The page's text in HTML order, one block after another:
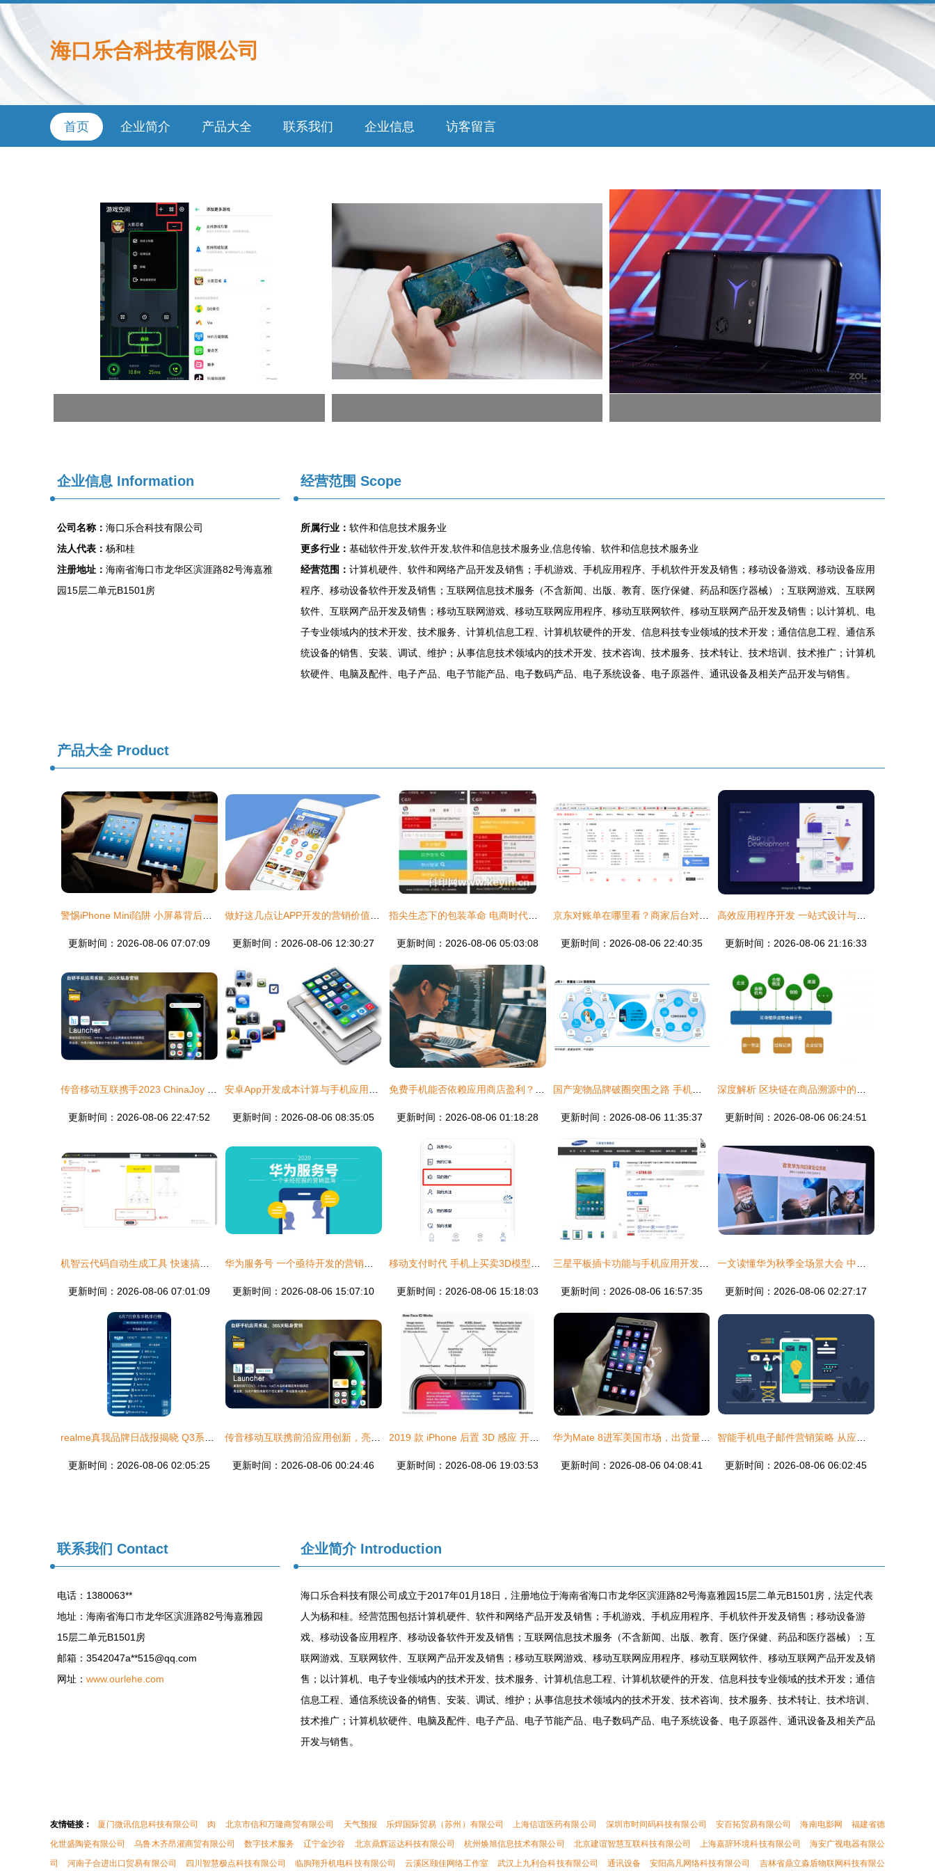
海口乐合科技有限公司
首页 企业简介 产品大全 联系我们 企业信息 访客留言
企业信息 Information
公司名称： 海口乐合科技有限公司
法人代表： 杨和桂
注册地址： 海南省海口市龙华区滨涯路82号海嘉雅
园15层二单元B1501房
经营范围 Scope
所属行业： 软件和信息技术服务业
更多行业： 基础软件开发,软件开发,软件和信息技术服务业,信息传输、软件和信息技术服务业
经营范围： 计算机硬件、软件和网络产品开发及销售；手机游戏、手机应用程序、手机软件开发及销售；移动设备游戏、移动设备应用
程序、移动设备软件开发及销售；互联网信息技术服务（不含新闻、出版、教育、医疗保健、药品和医疗器械）；互联网游戏、互联网
软件、互联网产品开发及销售；移动互联网游戏、移动互联网应用程序、移动互联网软件、移动互联网产品开发及销售；以计算机、电
子专业领域内的技术开发、技术服务、计算机信息工程、计算机软硬件的开发、信息科技专业领域的技术开发；通信信息工程、通信系
统设备的销售、安装、调试、维护；从事信息技术领域内的技术开发、技术咨询、技术服务、技术转让、技术培训、技术推广；计算机
软硬件、电脑及配件、电子产品、电子节能产品、电子数码产品、电子系统设备、电子原器件、通讯设备及相关产品开发与销售。
产品大全Product
更新时间：2026-08-06 07:07:09 更新时间：2026-08-06 12:30:27 更新时间：2026-08-06 05:03:08 更新时间：2026-08-06 22:40:35 更新时间：2026-08-06 21:16:33
更新时间：2026-08-06 22:47:52 更新时间：2026-08-06 08:35:05 更新时间：2026-08-06 01:18:28 更新时间：2026-08-06 11:35:37 更新时间：2026-08-06 06:24:51
更新时间：2026-08-06 07:01:09 更新时间：2026-08-06 15:07:10 更新时间：2026-08-06 15:18:03 更新时间：2026-08-06 16:57:35 更新时间：2026-08-06 02:27:17
更新时间：2026-08-06 02:05:25 更新时间：2026-08-06 00:24:46 更新时间：2026-08-06 19:03:53 更新时间：2026-08-06 04:08:41 更新时间：2026-08-06 06:02:45
联系我们 Contact
电话：1380063**
地址：海南省海口市龙华区滨涯路82号海嘉雅园
15层二单元B1501房
邮箱：3542047a**515@qq.com
网址： www.ourlehe.com
企业简介Introduction
海口乐合科技有限公司成立于2017年01月18日，注册地位于海南省海口市龙华区滨涯路82号海嘉雅园15层二单元B1501房，法定代表
人为杨和桂。经营范围包括计算机硬件、软件和网络产品开发及销售；手机游戏、手机应用程序、手机软件开发及销售；移动设备游
戏、移动设备应用程序、移动设备软件开发及销售；互联网信息技术服务（不含新闻、出版、教育、医疗保健、药品和医疗器械）；互
联网游戏、互联网软件、互联网产品开发及销售；移动互联网游戏、移动互联网应用程序、移动互联网软件、移动互联网产品开发及销
售；以计算机、电子专业领域内的技术开发、技术服务、计算机信息工程、计算机软硬件的开发、信息科技专业领域的技术开发；通信
信息工程、通信系统设备的销售、安装、调试、维护；从事信息技术领域内的技术开发、技术咨询、技术服务、技术转让、技术培训、
技术推广；计算机软硬件、电脑及配件、电子产品、电子节能产品、电子数码产品、电子系统设备、电子原器件、通讯设备及相关产品
开发与销售。
友情链接： 厦门微讯信息科技有限公司 肉 北京市信和万隆商贸有限公司 天气预报 乐焊国际贸易（苏州）有限公司 上海信谊医药有限公司 深圳市时间码科技有限公司 安百拓贸易有限公司 海南电影网
福建省德
化世盛陶瓷有限公司
乌鲁木齐昂灌商贸有限公司 数字技术服务 辽宁金沙谷 北京鼎辉运达科技有限公司 杭州焕旭信息技术有限公司 北京建谊智慧互联科技有限公司 上海嘉辞环境科技有限公司
海安广视电器有限公
司
河南子合进出口贸易有限公司 四川智慧极点科技有限公司 临朐翔升机电科技有限公司 云溪区颐佳网络工作室 武汉上九利合科技有限公司 通讯设备 安阳高凡网络科技有限公司 吉林省鼎立淼盾物联网科技有限公